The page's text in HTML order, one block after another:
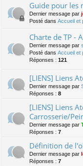
Guide pour les
Dernier message par
Posté dans Accueil et
Charte de TP -
Dernier message par
Posté dans Accueil et
Réponses : 121
[LIENS] Liens
Dernier message par
Réponses : 8
[LIENS] Liens
Carrosserie/
Dernier message par
Réponses : 7
Définition de
Dernier message par
Réponses : 7